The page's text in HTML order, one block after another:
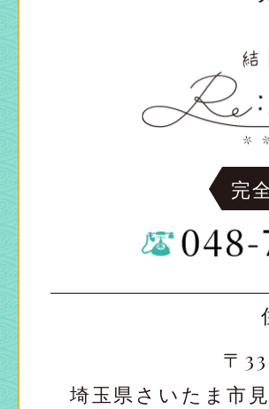
完
〒
埼玉県さいたま市